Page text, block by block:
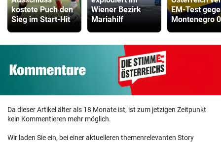
kostete Puch den
Sieg im Start-Hit
Wiener Bezirk
Mariahilf
EM-Test
Montenegro
Da dieser Artikel älter als 18 Monate ist, ist zum jetzigen Zeitpunkt
kein Kommentieren mehr möglich.
Wir laden Sie ein, bei einer aktuelleren themenrelevanten Story